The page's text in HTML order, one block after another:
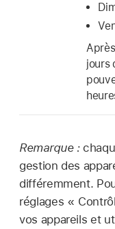
jours
Remarque :
gestion des
différemment.
réglages «
vos appareils et